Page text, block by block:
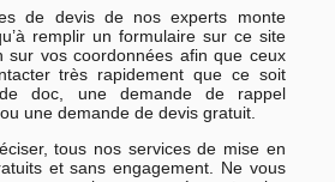
de devis de nos experts monte
remplir un formulaire sur ce site
sur vos coordonnées afin que ceux
très rapidement que ce soit
doc, une demande de rappel
une demande de devis gratuit.
tous nos services de mise en
et sans engagement. Ne vous